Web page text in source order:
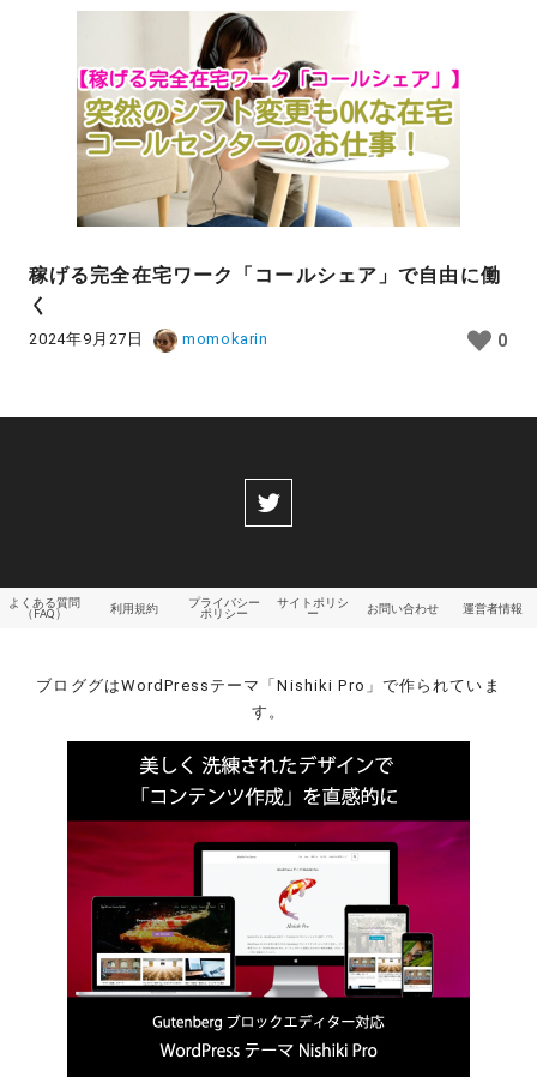
稼げる完全在宅ワーク「コールシェア」で自由に働
く
2024年9月27日 momokarin 0
よくある質問
（FAQ）
利用規約
プライバシー
ポリシー
サイトポリシ
ー
お問い合わせ 運営者情報
ブロググはWordPressテーマ「Nishiki Pro」で作られていま
す。